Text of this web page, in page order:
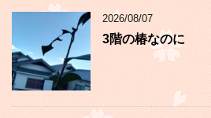
2026/08/07
3階の椿なのに